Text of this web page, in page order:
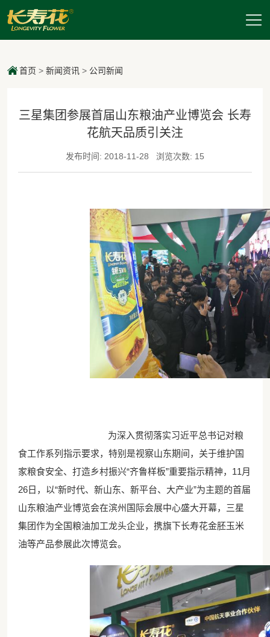
首页 > 新闻资讯> 公司新闻
三星集团参展首届山东粮油产业博览会 长寿
花航天品质引关注
发布时间: 2018-11-28 浏览次数: 15
为深入贯彻落实习近平总书记对粮
食工作系列指示要求，特别是视察山东期间，关于维护国
家粮食安全、打造乡村振兴“齐鲁样板”重要指示精神，11月
26日，以“新时代、新山东、新平台、大产业”为主题的首届
山东粮油产业博览会在滨州国际会展中心盛大开幕，三星
集团作为全国粮油加工龙头企业，携旗下长寿花金胚玉米
油等产品参展此次博览会。